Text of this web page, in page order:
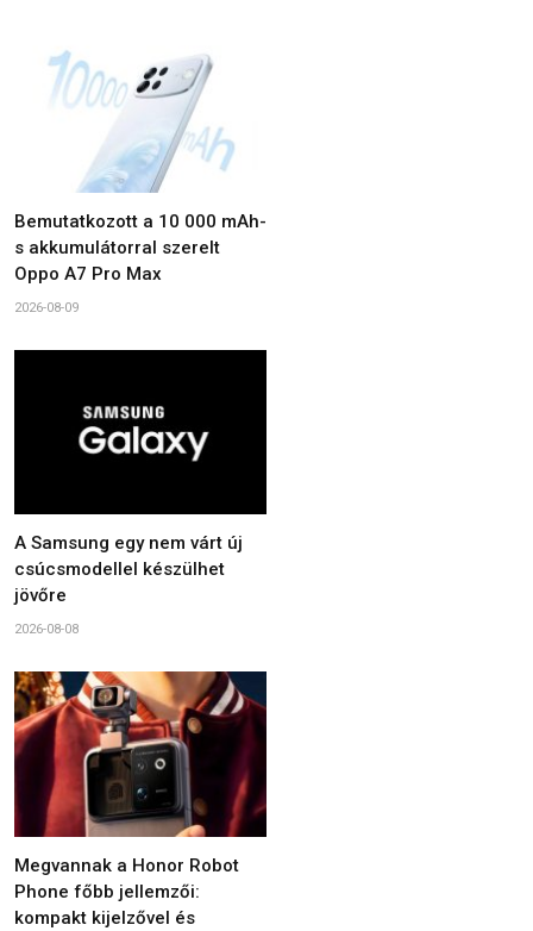
Bemutatkozott a 10 000 mAh-
s akkumulátorral szerelt
Oppo A7 Pro Max
2026-08-09
A Samsung egy nem várt új
csúcsmodellel készülhet
jövőre
2026-08-08
Megvannak a Honor Robot
Phone főbb jellemzői:
kompakt kijelzővel és